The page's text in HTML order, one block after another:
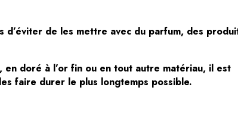
d’éviter de les mettre avec du parfum, des
doré à l’or fin ou en tout autre matériau, il est
faire durer le plus longtemps possible.